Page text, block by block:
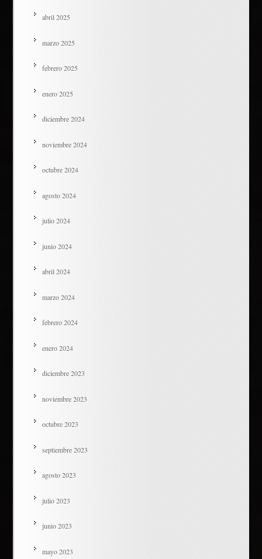
abril 2025
marzo 2025
febrero 2025
enero 2025
diciembre 2024
noviembre 2024
octubre 2024
agosto 2024
julio 2024
junio 2024
abril 2024
marzo 2024
febrero 2024
enero 2024
diciembre 2023
noviembre 2023
octubre 2023
septiembre 2023
agosto 2023
julio 2023
junio 2023
mayo 2023